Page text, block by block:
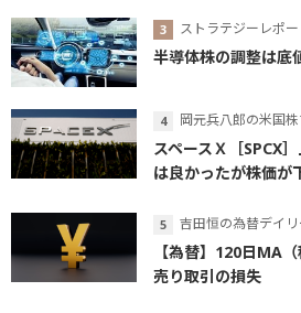
ストラテジーレポー
半導体株の調整は底
岡元兵八郎の米国
スペースＸ［SPCX
は良かったが株価が
吉田恒の為替デイリ
【為替】120日MA
売り取引の損失